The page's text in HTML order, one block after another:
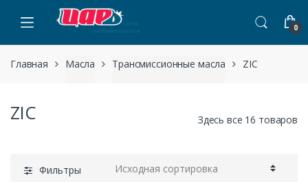
Пропустить навигацию
перейти к содержанию
0
Главная Масла Трансмиссионные масла ZIC
ZIC Здесь все 16 товаров
Фильтры